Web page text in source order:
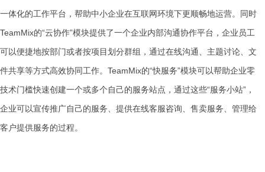
一体化的工作平台，帮助中小企业在互联网环境下更顺畅地运营。同时
TeamMix的“云协作”模块提供了一个企业内部沟通协作平台，企业员工
可以便捷地按部门或者按项目划分群组，通过在线沟通、主题讨论、文
件共享等方式高效协同工作。TeamMix的“快服务”模块可以帮助企业零
技术门槛快速创建一个或多个自己的服务站点，通过这些“服务小站”，
企业可以宣传推广自己的服务、提供在线客服咨询、售卖服务、管理给
客户提供服务的过程。